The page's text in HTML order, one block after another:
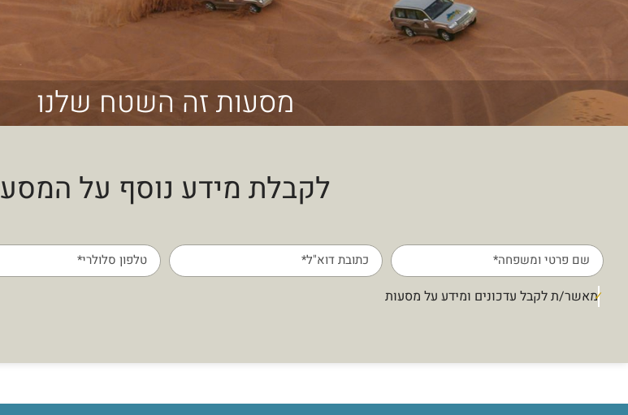
מסעות זה השטח שלנו
לקבלת מידע נוסף על המסע
מאשר/ת לקבל עדכונים ומידע על מסעות